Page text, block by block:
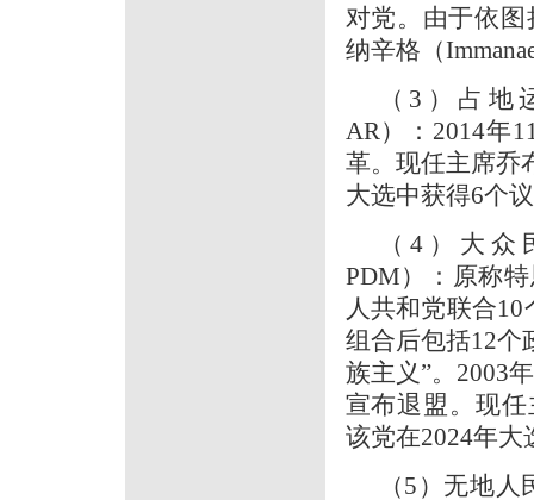
对党。由于依图
纳辛格（
（3）占地
AR）：2014年
革。现任主席乔
大选中获得6个
（4）大众
PDM）：原称
人共和党联合
组合后包括12个
族主义”。2003
宣布退盟。现任
该党在2024年大
（5）无地人